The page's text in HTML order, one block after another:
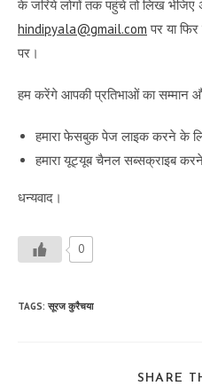
के जरिये लोगों तक पहुंचे तो लिख भेजिए
hindipyala@gmail.com पर या
पर।
हम करेंगे आपकी प्रतिभाओं का सम्मान
हमारा फेसबुक पेज लाइक करने के
हमारा यूट्यूब चैनल सब्सक्राइब
धन्यवाद।
0
TAGS: सूरज कुरैचया
SHARE